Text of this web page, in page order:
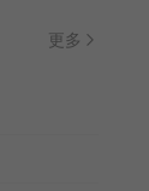
更多